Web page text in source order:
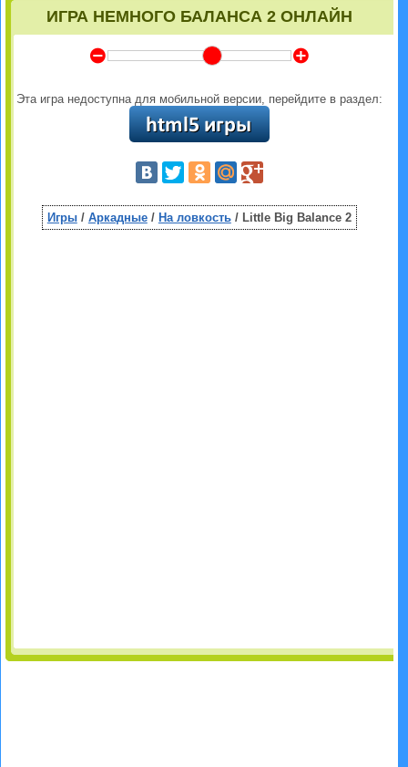
ИГРА НЕМНОГО БАЛАНСА 2 ОНЛАЙН
Y Z
Эта игра недоступна для мобильной версии, перейдите в раздел:
Игры/ Аркадные/ На ловкость/ Little Big Balance 2